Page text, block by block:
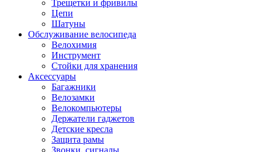
Трещетки и фривилы
Цепи
Шатуны
Обслуживание велосипеда
Велохимия
Инструмент
Стойки для хранения
Аксессуары
Багажники
Велозамки
Велокомпьютеры
Держатели гаджетов
Детские кресла
Защита рамы